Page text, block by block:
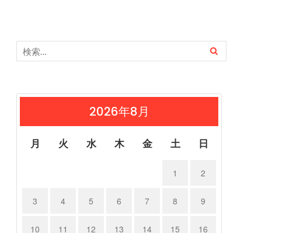
2026年8月
月 火 水 木 金 土 日
1 2
3 4 5 6 7 8 9
10 11 12 13 14 15 16